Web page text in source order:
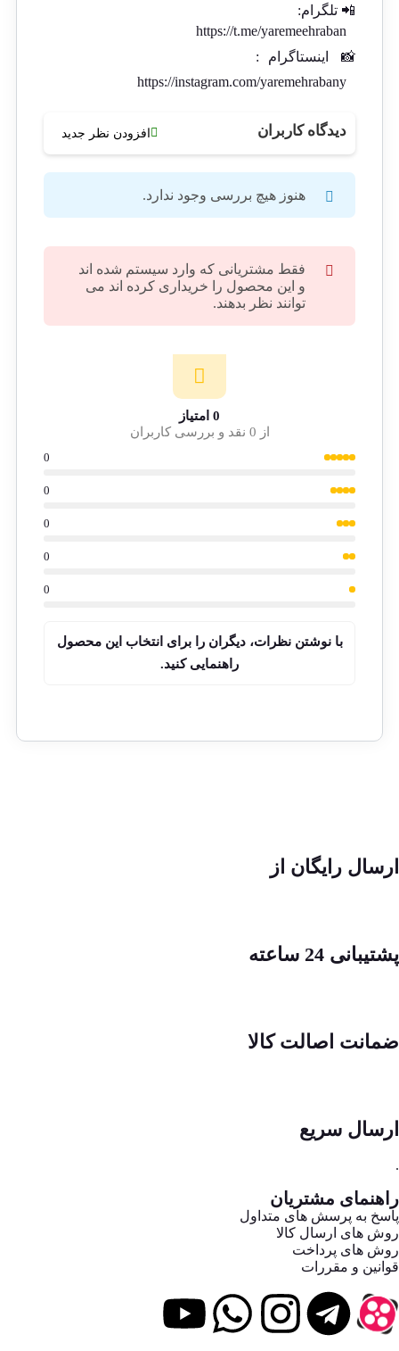
📲 تلگرام:
https://t.me/yaremeehraban
📸
اینستاگرام
:
https://instagram.com/yaremehrabany
دیدگاه کاربران افزودن نظر جدید
هنوز هیچ بررسی وجود ندارد.
فقط مشتریانی که وارد سیستم شده اند
و این محصول را خریداری کرده اند می
توانند نظر بدهند.
0 امتیاز
از 0 نقد و بررسی کاربران
0
0
0
0
0
با نوشتن نظرات، دیگران را برای انتخاب این محصول
راهنمایی کنید.
ارسال رایگان از
پشتیبانی 24 ساعته
ضمانت اصالت کالا
ارسال سریع
.
راهنمای مشتریان
پاسخ به پرسش های متداول
روش های ارسال کالا
روش های پرداخت
قوانین و مقررات